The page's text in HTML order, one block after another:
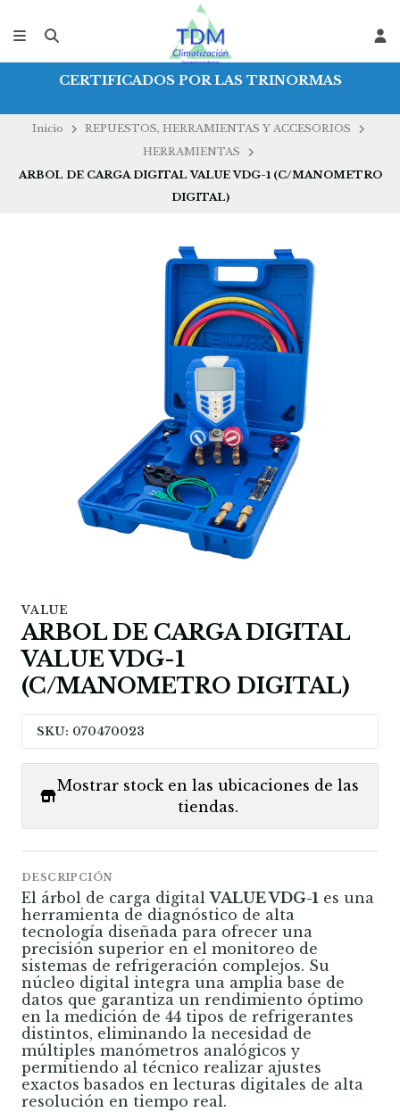
CERTIFICADOS POR LAS TRINORMAS
Inicio
REPUESTOS, HERRAMIENTAS Y ACCESORIOS
HERRAMIENTAS
ARBOL DE CARGA DIGITAL VALUE VDG-1 (C/MANOMETRO
DIGITAL)
VALUE
ARBOL DE CARGA DIGITAL
VALUE VDG-1
(C/MANOMETRO DIGITAL)
SKU: 070470023
Mostrar stock en las ubicaciones de las
tiendas.
DESCRIPCIÓN
El árbol de carga digitalVALUE VDG-1 es una
herramienta de diagnóstico de alta
tecnología diseñada para ofrecer una
precisión superior en el monitoreo de
sistemas de refrigeración complejos. Su
núcleo digital integra una amplia base de
datos que garantiza un rendimiento óptimo
en la medición de 44 tipos de refrigerantes
distintos, eliminando la necesidad de
múltiples manómetros analógicos y
permitiendo al técnico realizar ajustes
exactos basados ​​en lecturas digitales de alta
resolución en tiempo real.